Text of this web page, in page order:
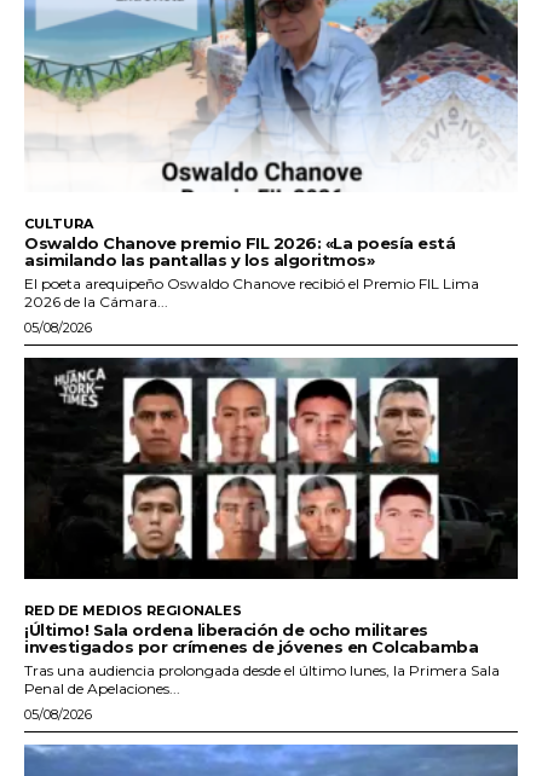
CULTURA
Oswaldo Chanove premio FIL 2026: «La poesía está
asimilando las pantallas y los algoritmos»
El poeta arequipeño Oswaldo Chanove recibió el Premio FIL Lima
2026 de la Cámara...
05/08/2026
RED DE MEDIOS REGIONALES
¡Último! Sala ordena liberación de ocho militares
investigados por crímenes de jóvenes en Colcabamba
Tras una audiencia prolongada desde el último lunes, la Primera Sala
Penal de Apelaciones...
05/08/2026